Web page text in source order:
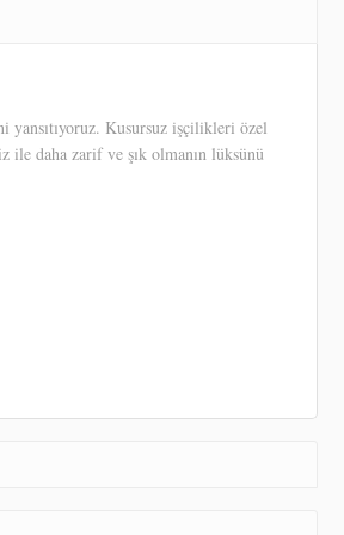
yansıtıyoruz. Kusursuz işçilikleri özel
ile daha zarif ve şık olmanın lüksünü